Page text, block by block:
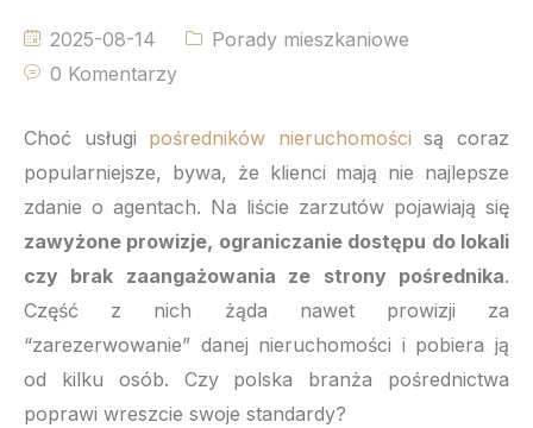
2025-08-14
Porady mieszkaniowe
0 Komentarzy
Choć usługi pośredników nieruchomości są coraz
popularniejsze, bywa, że klienci mają nie najlepsze
zdanie o agentach. Na liście zarzutów pojawiają się
zawyżone prowizje, ograniczanie dostępu do lokali
czy brak zaangażowania ze strony pośrednika.
Część z nich żąda nawet prowizji za
“zarezerwowanie” danej nieruchomości i pobiera ją
od kilku osób. Czy polska branża pośrednictwa
poprawi wreszcie swoje standardy?